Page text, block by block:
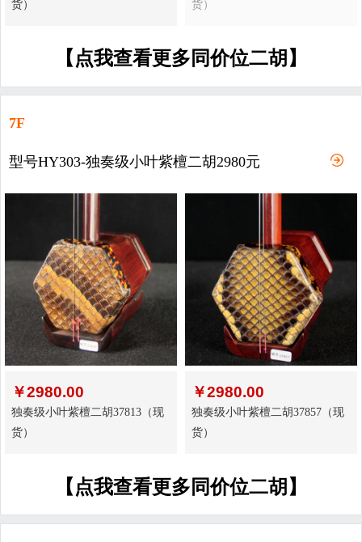
货） 货）
【点我查看更多同价位二胡】
7F
型号HY303-独奏级小叶紫檀二胡2980元
￥2980.00
独奏级小叶紫檀二胡37813（现
货）
￥2980.00
独奏级小叶紫檀二胡37857（现
货）
【点我查看更多同价位二胡】